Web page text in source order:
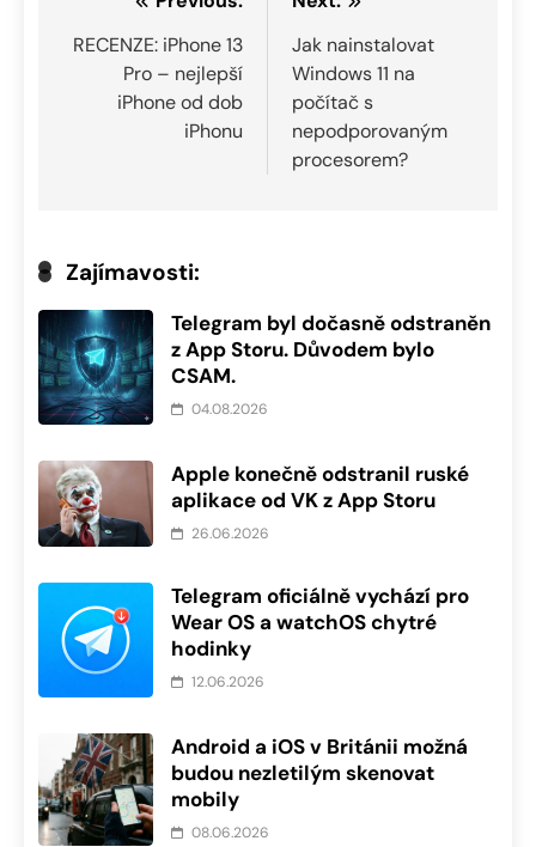
pro
příspěvek
RECENZE: iPhone 13
Pro – nejlepší
iPhone od dob
iPhonu
Jak nainstalovat
Windows 11 na
počítač s
nepodporovaným
procesorem?
Zajímavosti:
Telegram byl dočasně odstraněn
z App Storu. Důvodem bylo
CSAM.
04.08.2026
Apple konečně odstranil ruské
aplikace od VK z App Storu
26.06.2026
Telegram oficiálně vychází pro
Wear OS a watchOS chytré
hodinky
12.06.2026
Android a iOS v Británii možná
budou nezletilým skenovat
mobily
08.06.2026